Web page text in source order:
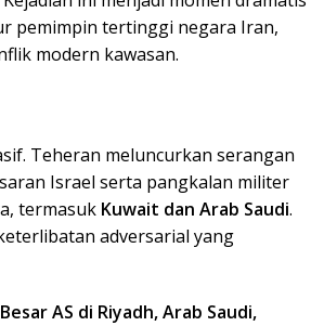
pemimpin tertinggi negara Iran,
modern kawasan.
Teheran meluncurkan serangan
Israel serta pangkalan militer
termasuk Kuwait dan Arab Saudi.
adversarial yang
AS di Riyadh, Arab Saudi,